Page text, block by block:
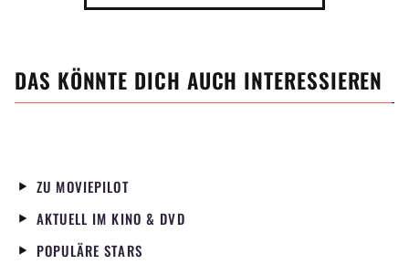
DAS KÖNNTE DICH AUCH INTERESSIEREN
ZU MOVIEPILOT
AKTUELL IM KINO & DVD
POPULÄRE STARS